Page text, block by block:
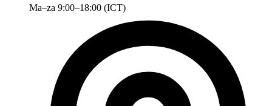
Ma–za 9:00–18:00 (ICT)